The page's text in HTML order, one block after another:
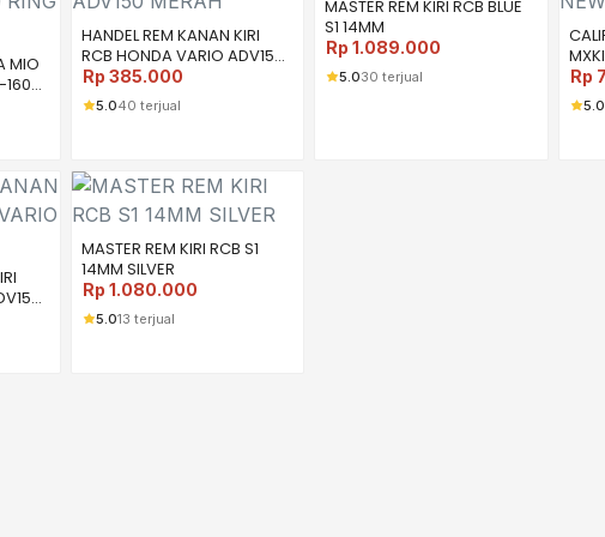
MIO
160
HANDEL REM KANAN KIRI
RCB HONDA VARIO ADV150
MERAH
Rp385.000
5.040 terjual
MASTER REM KIRI RCB BLUE
S1 14MM
Rp1.089.000
5.030 terjual Rp
5.0
MASTER REM KIRI RCB S1
14MM SILVER
Rp1.080.000
5.013 terjual